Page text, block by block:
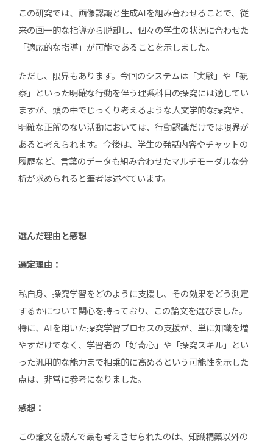
この研究では、画像認識と生成AIを組み合わせることで、従
来の画一的な指導から脱却し、個々の学生の状況に合わせた
「適応的な指導」が可能であることを示しました。
ただし、限界もあります。今回のシステムは「実験」や「観
察」といった明確な行動を伴う理系科目の探究には適してい
ますが、頭の中でじっくり考えるような人文学的な探究や、
明確な正解のない活動においては、行動認識だけでは限界が
あると考えられます。今後は、学生の発話内容やチャットの
履歴など、言葉のデータも組み合わせたマルチモーダルな分
析が求められると筆者は述べています。
選んだ理由と感想
選定理由：
私自身、探究学習をどのように支援し、その効果をどう測定
するかについて関心を持っており、この論文を選びました。
特に、AIを用いた探究学習プロセスの支援が、単に知識を増
やすだけでなく、学習者の「好奇心」や「探究スキル」とい
った汎用的な能力まで相乗的に高めるという可能性を示した
点は、非常に参考になりました。
感想：
この論文を読んで最も考えさせられたのは、知識構築以外の